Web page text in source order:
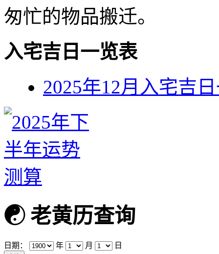
匆忙的物品搬迁。
入宅吉日一览表
2025年12月入宅吉
☯老黄历查询
日期： 年 月 日